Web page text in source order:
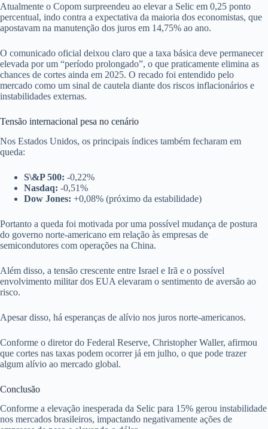
Atualmente o Copom surpreendeu ao elevar a Selic em 0,25 ponto
percentual, indo contra a expectativa da maioria dos economistas, que
apostavam na manutenção dos juros em 14,75% ao ano.
O comunicado oficial deixou claro que a taxa básica deve permanecer
elevada por um “período prolongado”, o que praticamente elimina as
chances de cortes ainda em 2025. O recado foi entendido pelo
mercado como um sinal de cautela diante dos riscos inflacionários e
instabilidades externas.
Tensão internacional pesa no cenário
Nos Estados Unidos, os principais índices também fecharam em
queda:
S\&P 500: -0,22%
Nasdaq: -0,51%
Dow Jones: +0,08% (próximo da estabilidade)
Portanto a queda foi motivada por uma possível mudança de postura
do governo norte-americano em relação às empresas de
semicondutores com operações na China.
Além disso, a tensão crescente entre Israel e Irã e o possível
envolvimento militar dos EUA elevaram o sentimento de aversão ao
risco.
Apesar disso, há esperanças de alívio nos juros norte-americanos.
Conforme o diretor do Federal Reserve, Christopher Waller, afirmou
que cortes nas taxas podem ocorrer já em julho, o que pode trazer
algum alívio ao mercado global.
Conclusão
Conforme a elevação inesperada da Selic para 15% gerou instabilidade
nos mercados brasileiros, impactando negativamente ações de